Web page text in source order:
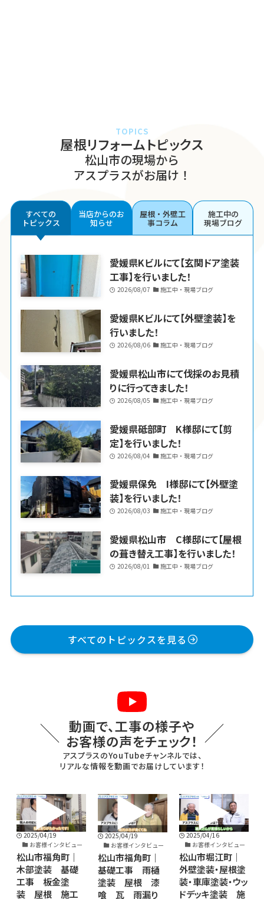
TOPICS
屋根リフォームトピックス
松山市の現場から
アスプラスがお届け！
すべての
トピックス
当店からのお
知らせ
屋根・外壁工
事コラム
施工中の
現場ブログ
愛媛県Kビルにて【玄関ドア塗装
工事】を行いました！
2026/08/07 施工中・現場ブログ
愛媛県Kビルにて【外壁塗装】を
行いました！
2026/08/06 施工中・現場ブログ
愛媛県松山市にて伐採のお見積
りに行ってきました！
2026/08/05 施工中・現場ブログ
愛媛県砥部町 K様邸にて【剪
定】を行いました！
2026/08/04 施工中・現場ブログ
愛媛県保免 I様邸にて【外壁塗
装】を行いました！
2026/08/03 施工中・現場ブログ
愛媛県松山市 C様邸にて【屋根
の葺き替え工事】を行いました！
2026/08/01 施工中・現場ブログ
すべてのトピックスを見る
動画で、工事の様子や
お客様の声をチェック！
アスプラスのYouTubeチャンネルでは、
リアルな情報を動画でお届けしています！
2025/04/19
お客様インタビュー
松山市福角町｜
基礎工事 雨樋
塗装 屋根 漆
喰 瓦 雨漏り
2025/04/16
お客様インタビュー
松山市堀江町｜
外壁塗装・屋根塗
装・車庫塗装・ウッ
ドデッキ塗装 施
2025/04/16
お客様インタビュー
松山市堀江町｜
外壁塗装・屋根塗
装・木テラス・外塀
塗装 施工後のお